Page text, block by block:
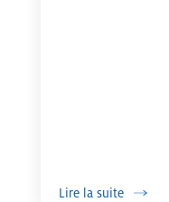
Lire la suite